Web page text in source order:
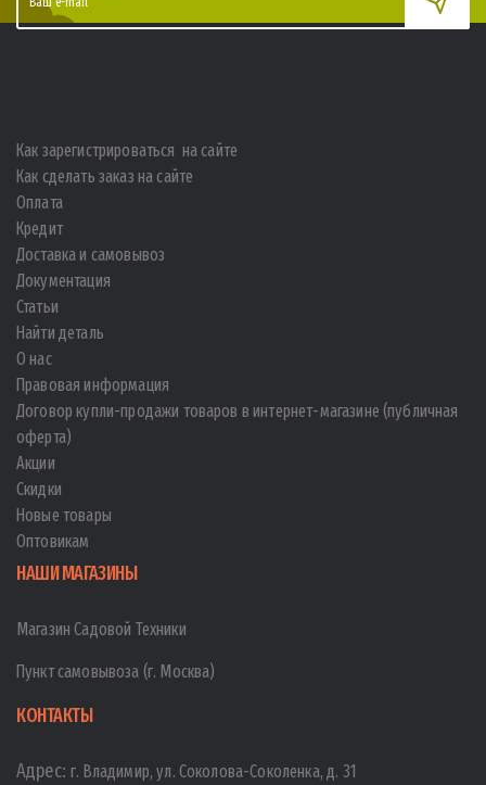
Как зарегистрироваться на сайте
Как сделать заказ на сайте
Оплата
Кредит
Доставка и самовывоз
Документация
Статьи
Найти деталь
О нас
Правовая информация
Договор купли-продажи товаров в интернет-магазине (публичная
оферта)
Акции
Скидки
Новые товары
Оптовикам
НАШИ МАГАЗИНЫ
Магазин Садовой Техники
Пункт самовывоза (г. Москва)
КОНТАКТЫ
Адрес:г. Владимир, ул. Соколова-Соколенка, д. 31